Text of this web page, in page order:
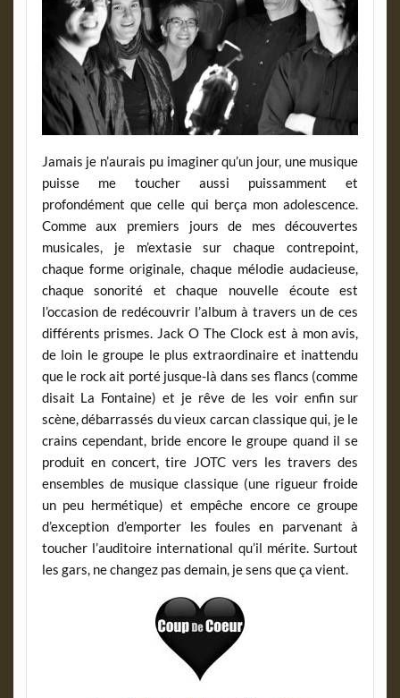
Jamais je n’aurais pu imaginer qu’un jour, une musique
puisse me toucher aussi puissamment et
profondément que celle qui berça mon adolescence.
Comme aux premiers jours de mes découvertes
musicales, je m’extasie sur chaque contrepoint,
chaque forme originale, chaque mélodie audacieuse,
chaque sonorité et chaque nouvelle écoute est
l’occasion de redécouvrir l’album à travers un de ces
différents prismes. Jack O The Clock est à mon avis,
de loin le groupe le plus extraordinaire et inattendu
que le rock ait porté jusque-là dans ses flancs (comme
disait La Fontaine) et je rêve de les voir enfin sur
scène, débarrassés du vieux carcan classique qui, je le
crains cependant, bride encore le groupe quand il se
produit en concert, tire JOTC vers les travers des
ensembles de musique classique (une rigueur froide
un peu hermétique) et empêche encore ce groupe
d’exception d’emporter les foules en parvenant à
toucher l’auditoire international qu’il mérite. Surtout
les gars, ne changez pas demain, je sens que ça vient.